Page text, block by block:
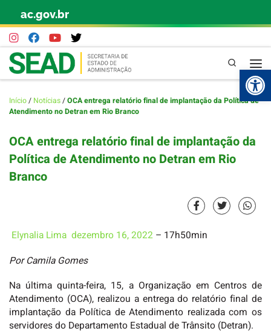
Skip to content
ac.gov.br
Pesquisa
Início/ Notícias/OCA entrega relatório final de implantação da Política de
Atendimento no Detran em Rio Branco
OCA entrega relatório final de implantação da
Política de Atendimento no Detran em Rio
Branco
Elynalia Lima dezembro 16, 2022 – 17h50min
Por Camila Gomes
Na última quinta-feira, 15, a Organização em Centros de
Atendimento (OCA), realizou a entrega do relatório final de
implantação da Política de Atendimento realizada com os
servidores do Departamento Estadual de Trânsito (Detran).